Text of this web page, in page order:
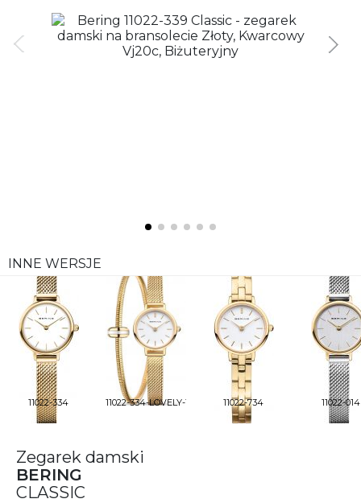
INNE WERSJE
11022-334 11022-334-LOVELY-1-GWP 11022-734 11022-014
Zegarek damski
BERING
CLASSIC